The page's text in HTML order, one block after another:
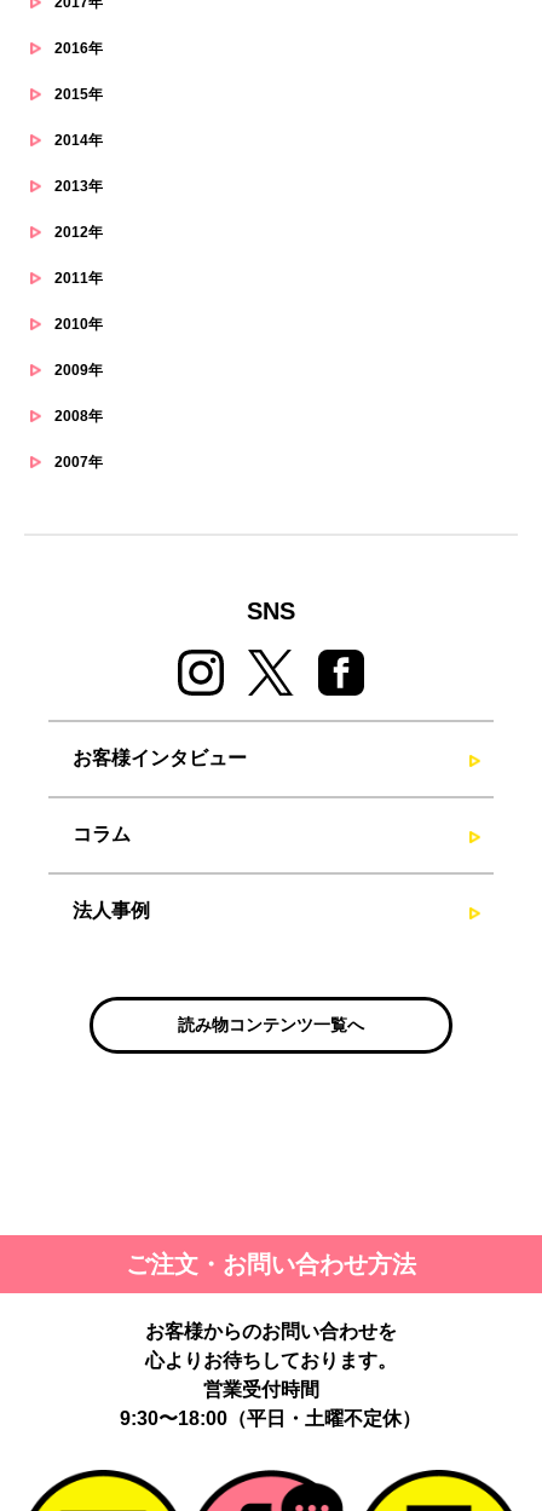
2016年
2015年
2014年
2013年
2012年
2011年
2010年
2009年
2008年
2007年
SNS
お客様インタビュー
コラム
法人事例
読み物コンテンツ一覧へ
ご注文・お問い合わせ方法
お客様からのお問い合わせを
心よりお待ちしております。
営業受付時間
9:30〜18:00（平日・土曜不定休）